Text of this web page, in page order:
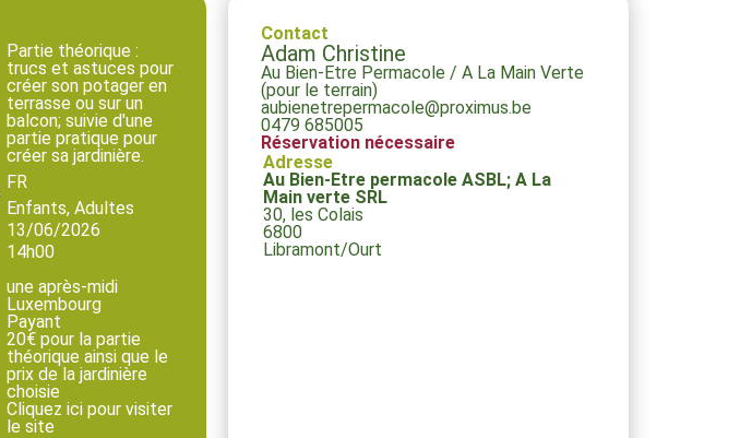
Partie théorique :
trucs et astuces pour
créer son potager en
terrasse ou sur un
balcon; suivie d'une
partie pratique pour
créer sa jardinière.
FR
Enfants, Adultes
13/06/2026
14h00
une après-midi
Luxembourg
Payant
20€ pour la partie
théorique ainsi que le
prix de la jardinière
choisie
Cliquez ici pour visiter
le site
Contact
Adam Christine
Au Bien-Etre Permacole / A La Main Verte
(pour le terrain)
aubienetrepermacole@proximus.be
0479 685005
Réservation nécessaire
Adresse
Au Bien-Etre permacole ASBL; A La
Main verte SRL
30, les Colais
6800
Libramont/Ourt